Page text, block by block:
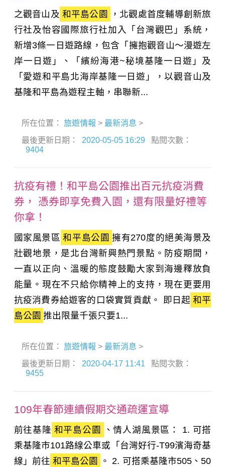
之觀音山及 和平島公園
，北觀處首度輔導創新旅
行社及怡容國際旅行社加入「台灣觀巴」系統，
新增3條一日遊路線，包含「擁抱觀音山～漫遊左
岸一日遊」、「繽紛海港~秘境基隆一日遊」及
「愛遊和平島北海岸基隆一日遊」，以觀音山及
基隆和平島為遊程主軸，串聯新...
所在位置： 旅遊情報 > 最新消息 >
最後更新日期：
2020-05-05 16:29
點閱次數：
9404
抗疫有禮！和平島公園推出百元抗疫消費
券， 憑券即享免費入園，還有限量好禮等
你拿！
國家風景區 和平島公園 擁有270度的絕美海景及
壯觀地景，是北台灣新興熱門景點。防疫期間，
一直以正向、溫暖的態度鼓勵大家到海邊釋放負
能量。現在不只給你精神上的支持，現在更要用
抗疫消費券給遊客的口袋實質貢獻。 即日起 和平
島公園 推出限量千張只要1...
所在位置： 旅遊情報 > 最新消息 >
最後更新日期：
2020-04-17 11:41
點閱次數：
9455
109年春節連續假期交通疏運宣導
前往基隆 和平島公園
、情人湖風景區： 1. 可搭
乘基隆市101路線公車或「台灣好行-T99濱海奇基
線」前往 和平島公園
。 2. 可搭乘基隆市505、50